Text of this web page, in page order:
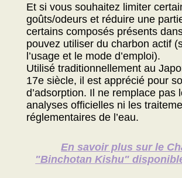
Et si vous souhaitez limiter
goûts/odeurs et réduire une
certains composés présents
pouvez utiliser du charbon actif
l’usage et le mode d’emploi).
Utilisé traditionnellement au
17e siècle, il est apprécié pour
d’adsorption. Il ne remplace pas
analyses officielles ni les
réglementaires de l’eau.
En savoir plus sur le
"Binchotan Kishu"